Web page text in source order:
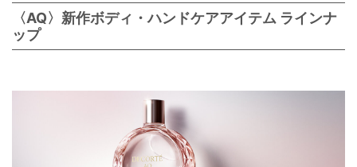
〈AQ〉新作ボディ・ハンドケアアイテム ラインナ
ップ